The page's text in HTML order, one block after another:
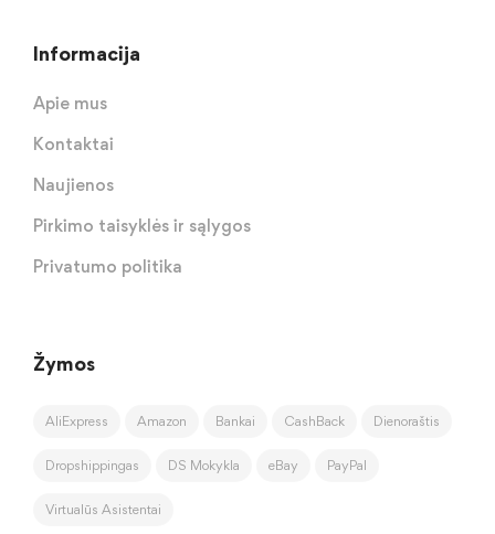
Informacija
Apie mus
Kontaktai
Naujienos
Pirkimo taisyklės ir sąlygos
Privatumo politika
Žymos
AliExpress Amazon Bankai CashBack Dienoraštis
Dropshippingas DS Mokykla eBay PayPal
Virtualūs Asistentai